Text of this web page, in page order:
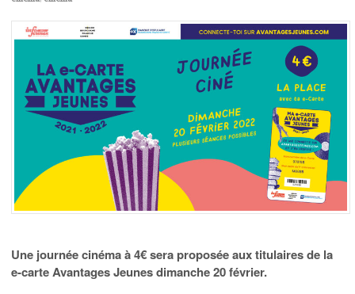
Une journée cinéma à 4€ sera proposée aux titulaires de la
e-carte Avantages Jeunes dimanche 20 février.